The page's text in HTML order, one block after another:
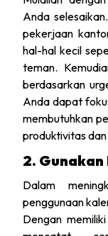
Anda
pekerjaan
hal-hal kecil
teman.
berdasarkan
Anda dapat
membutuhkan
produktivitas
2.
Dalam
penggunaan
Dengan